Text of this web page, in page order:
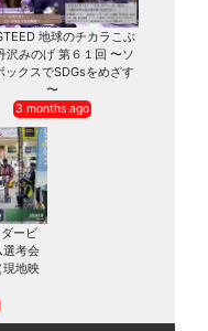
地球のチカラこぶ
沢みのげ 第６１回 〜ソ
ックスでSDGsをめざす
〜
3 months ago
ービ
選考会
現地映